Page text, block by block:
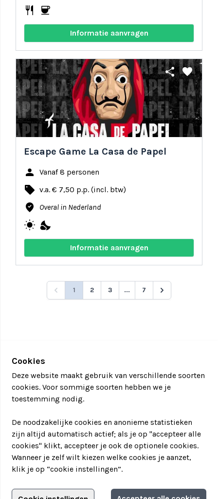
restaurant coffee
Informatie aanvragen
share favorite
Escape Game La Casa de Papel
person Vanaf 8 personen
local_offer v.a. € 7,50 p.p. (incl. btw)
where_to_vote Overal in Nederland
wb_sunny nights_stay
Informatie aanvragen
1 2 3 ... 7
Adverteren?
Cookies
Deze website maakt gebruik van verschillende soorten
cookies. Voor sommige soorten hebben we je
toestemming nodig.
De noodzakelijke cookies en anonieme statistieken
zijn altijd automatisch actief; als je op "accepteer alle
cookies" klikt, accepteer je ook de optionele cookies.
Wanneer je zelf wilt kiezen welke cookies je aanzet,
klik je op “cookie instellingen”.